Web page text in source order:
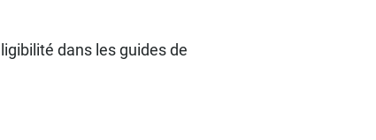
dans les guides de